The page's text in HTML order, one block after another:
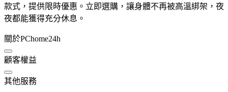
款式，提供限時優惠。立即選購，讓身體不再被高溫綁架，夜
夜都能獲得充分休息。
關於PChome24h
顧客權益
其他服務